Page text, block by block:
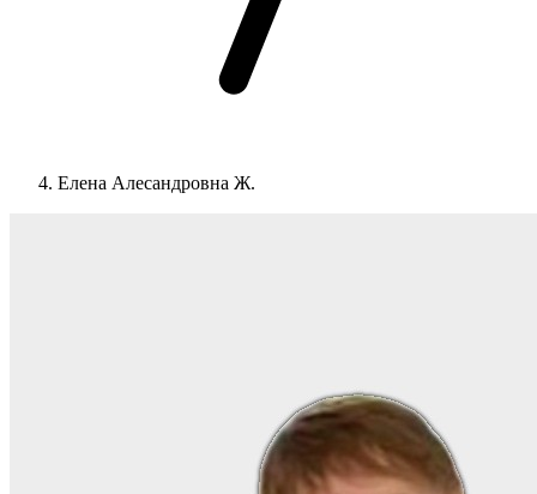
Елена Алесандровна Ж.